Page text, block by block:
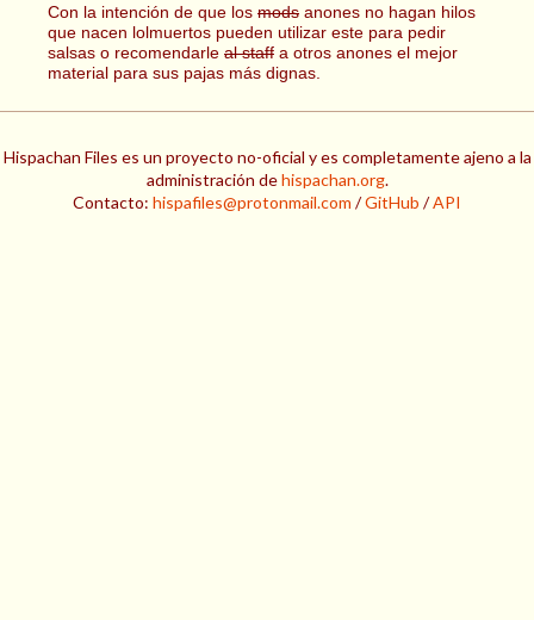
Con la intención de que los mods anones no hagan hilos
que nacen lolmuertos pueden utilizar este para pedir
salsas o recomendarle al staff a otros anones el mejor
material para sus pajas más dignas.
Hispachan Files es un proyecto no-oficial y es completamente ajeno a la
administración dehispachan.org.
Contacto: hispafiles@protonmail.com /GitHub /API